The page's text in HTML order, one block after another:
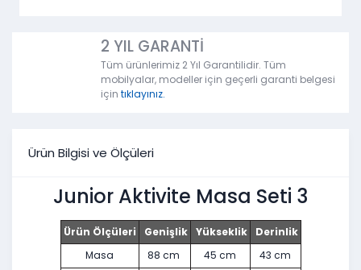
2 YIL GARANTİ
Tüm ürünlerimiz 2 Yıl Garantilidir. Tüm
mobilyalar, modeller için geçerli garanti belgesi
için tıklayınız.
Ürün Bilgisi ve Ölçüleri
Junior Aktivite Masa Seti 3
Ürün Ölçüleri Genişlik Yükseklik
Derinlik
Masa
88 cm 45 cm
43 cm